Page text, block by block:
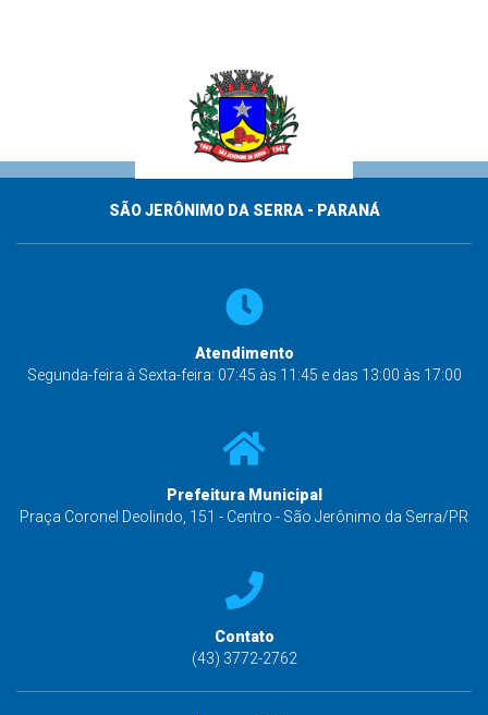
SÃO JERÔNIMO DA SERRA - PARANÁ
Atendimento
Segunda-feira à Sexta-feira: 07:45 às 11:45 e das 13:00 às 17:00
Prefeitura Municipal
Praça Coronel Deolindo, 151 - Centro - São Jerônimo da Serra/PR
Contato
(43) 3772-2762